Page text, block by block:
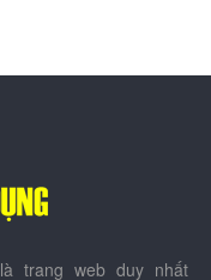
là trang web duy nhất